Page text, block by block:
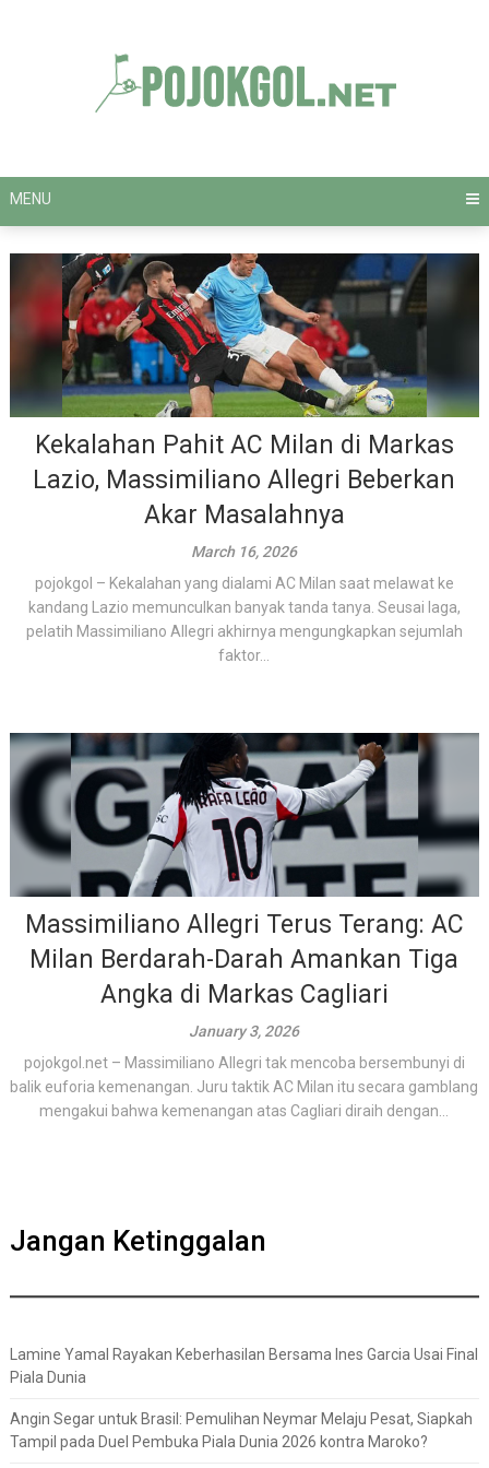
MENU
Kekalahan Pahit AC Milan di Markas
Lazio, Massimiliano Allegri Beberkan
Akar Masalahnya
March 16, 2026
pojokgol – Kekalahan yang dialami AC Milan saat melawat ke
kandang Lazio memunculkan banyak tanda tanya. Seusai laga,
pelatih Massimiliano Allegri akhirnya mengungkapkan sejumlah
faktor...
Massimiliano Allegri Terus Terang: AC
Milan Berdarah-Darah Amankan Tiga
Angka di Markas Cagliari
January 3, 2026
pojokgol.net – Massimiliano Allegri tak mencoba bersembunyi di
balik euforia kemenangan. Juru taktik AC Milan itu secara gamblang
mengakui bahwa kemenangan atas Cagliari diraih dengan...
Jangan Ketinggalan
Lamine Yamal Rayakan Keberhasilan Bersama Ines Garcia Usai Final
Piala Dunia
Angin Segar untuk Brasil: Pemulihan Neymar Melaju Pesat, Siapkah
Tampil pada Duel Pembuka Piala Dunia 2026 kontra Maroko?